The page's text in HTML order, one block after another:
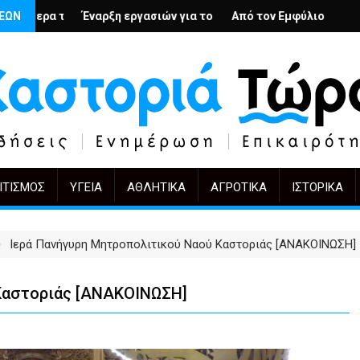
– Ο Άρμιν Βέγκνερ απέναντι στη λήθη
εργασιών για το Κέντρο Ημέρας Ολικής Φροντίδας στην Καστοριά
Από τον Εμφύλιο στην Πόλωση: το ίδιο έργο,
KIFF 51: Η εικόνα
ΥΓΕΊΑ ΑΘΛΗΤΙΚΆ ΑΓΡΟΤΙΚΆ ΙΣΤΟΡΙΚΆ
Ιερά Πανήγυρη Μητροπολιτικού Ναού Καστοριάς [ΑΝΑΚΟΙΝΩΣΗ]
[ΑΝΑΚΟΙΝΩΣΗ]